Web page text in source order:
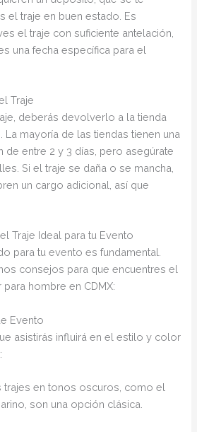
el traje en buen estado. Es
el traje con suficiente antelación,
una fecha específica para el
Traje
deberás devolverlo a la tienda
mayoría de las tiendas tienen una
entre 2 y 3 días, pero asegúrate
Si el traje se daña o se mancha,
un cargo adicional, así que
Traje Ideal para tu Evento
para tu evento es fundamental.
consejos para que encuentres el
hombre en CDMX:
Evento
asistirás influirá en el estilo y color
trajes en tonos oscuros, como el
son una opción clásica.